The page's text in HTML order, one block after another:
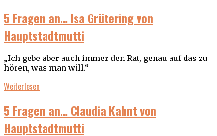
5 Fragen an… Isa Grütering von
Hauptstadtmutti
„Ich gebe aber auch immer den Rat, genau auf das zu
hören, was man will.“
Weiterlesen
5 Fragen an… Claudia Kahnt von
Hauptstadtmutti